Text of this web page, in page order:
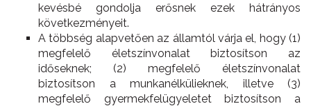
kevésbé gondolja erősnek ezek hátrányos
következményeit.
A többség alapvetően az államtól várja el, hogy (1)
megfelelő életszínvonalat biztosítson az
időseknek; (2) megfelelő életszínvonalat
biztosítson a munkanélkülieknek, illetve (3)
megfelelő gyermekfelügyeletet biztosítson a